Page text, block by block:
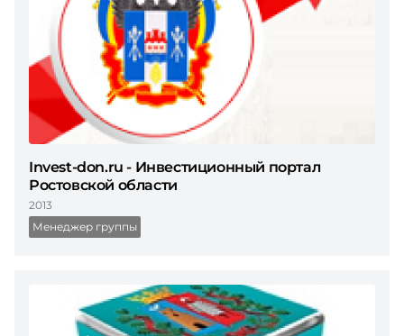
Invest-don.ru - Инвестиционный портал
Ростовской области
2013
Менеджер группы